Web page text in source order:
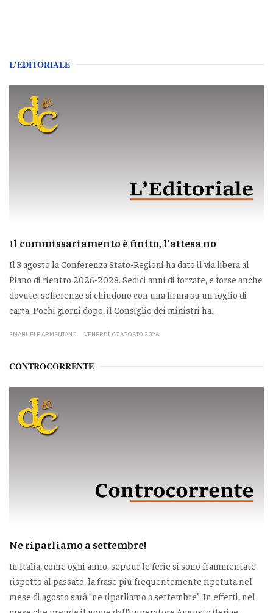
L'EDITORIALE
Il commissariamento è finito, l'attesa no
Il 3 agosto la Conferenza Stato-Regioni ha dato il via libera al
Piano di rientro 2026-2028. Sedici anni di forzate, e forse anche
dovute, sofferenze si chiudono con una firma su un foglio di
carta. Pochi giorni dopo, il Consiglio dei ministri ha...
EMANUELE ARMENTANO VENERDÌ 07 AGOSTO 2026
CONTROCORRENTE
Ne riparliamo a settembre!
In Italia, come ogni anno, seppur le ferie si sono frammentate
rispetto al passato, la frase più frequentemente ripetuta nel
mese di agosto sarà “ne riparliamo a settembre”. In effetti, nel